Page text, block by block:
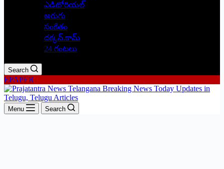
ఎడిటోరియల్
అరుగు
సంకేతం
దక్కన్.కామ్
24 గంటలు
Search
EPAPER
Menu Search